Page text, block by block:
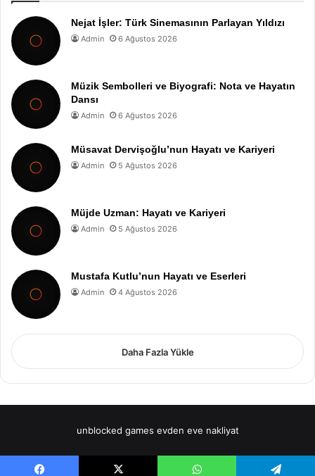
Nejat İşler: Türk Sinemasının Parlayan Yıldızı
Admin 6 Ağustos 2026
Müzik Sembolleri ve Biyografi: Nota ve Hayatın
Dansı
Admin 6 Ağustos 2026
Müsavat Dervişoğlu’nun Hayatı ve Kariyeri
Admin 5 Ağustos 2026
Müjde Uzman: Hayatı ve Kariyeri
Admin 5 Ağustos 2026
Mustafa Kutlu’nun Hayatı ve Eserleri
Admin 4 Ağustos 2026
Daha Fazla Yükle
unblocked games evden eve nakliyat